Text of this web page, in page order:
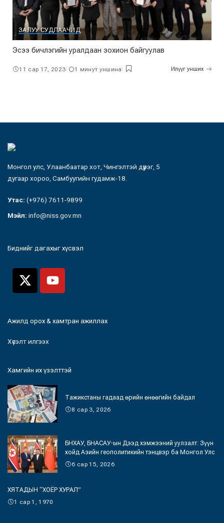
ЗАЛУУ СУДЛААЧИД
Эсээ бичлэгийн уралдаан зохион байгуулав
11 сар 17, 2023 1 минут уншина Илүүг унших
Монгол улс, Улаанбаатар хот, Чингэлтэй дүүрэг, 5
дугаар хороо, Самбуугийн гудамж-18.
Утас: (+976) 7611-9899
Мэйл: info@niss.gov.mn
Биднийг дагахыг хүсвэл
Ажилд орох & хамтран ажиллах
Хүсэлт илгээх
Хамгийн их үзэлттэй
Тажикстаны гадаад өрийн өнөөгийн байдал
8 сар 3, 2026
БНХАУ, БНАСАУ-ын Дээд хэмжээний уулзалт: Зүүн
хойд Азийн геополитикийн тэнцвэр ба Монгол Улс
6 сар 15, 2026
ХЯТАДЫН “ХОЁР ХУРАЛ”
1 сар 1, 1970